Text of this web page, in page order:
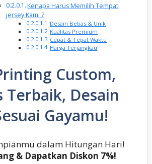
Kenapa Harus Memilih Tempat
jersey Kami ?
Desain Bebas & Unik
Kualitas Premium
Cepat & Tepat Waktu
Harga Terjangkau
Custom,
Terbaik, Desain
Gayamu!
dalam Hitungan Hari!
& Dapatkan Diskon 7%!